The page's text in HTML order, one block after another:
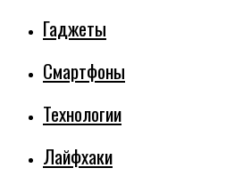
Гаджеты
Смартфоны
Технологии
Лайфхаки